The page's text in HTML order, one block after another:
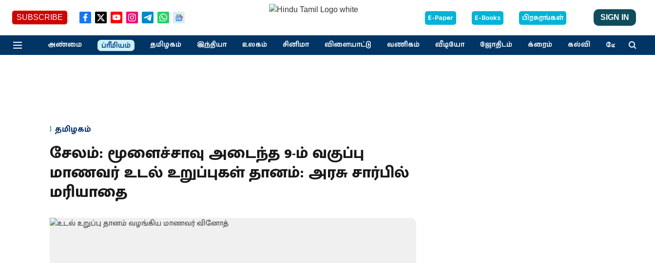
SUBSCRIBE E-Paper E-Books பிரசுரங்கள் SIGN IN
அண்மை ப்ரீமியம் தமிழகம் இந்தியா உலகம் சினிமா விளையாட்டு வணிகம் வீடியோ ஜோதிடம் க்ரைம் கல்வி மேலும்
தமிழகம்
சேலம்: மூளைச்சாவு அடைந்த 9-ம் வகுப்பு
மாணவர் உடல் உறுப்புகள் தானம்: அரசு சார்பில்
மரியாதை